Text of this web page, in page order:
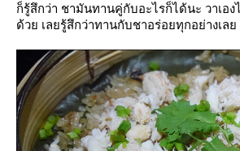
ก็รู้สึกว่า ชามันทานคู่กับอะไรก็ได้นะ วาเอ
ด้วย เลยรู้สึกว่าทานกับชาอร่อยทุกอย่างเล